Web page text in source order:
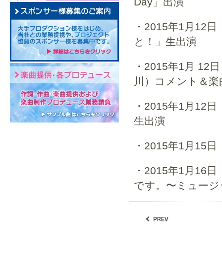
・2015年1月12
と！」生出演
・2015年1月 12
川）コメント＆
・2015年1月12
生出演
・2015年1月15
・2015年1月16
です。〜ミュー